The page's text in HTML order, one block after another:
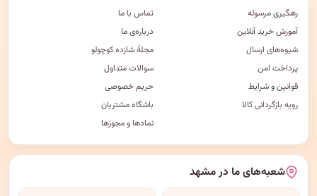
رهگیری مرسوله
آموزش خرید آنلاین
شیوه‌های ارسال
پرداخت امن
قوانین و شرایط
رویه بازگردانی کالا
تماس با ما
درباره‌ی ما
مجلهٔ شازده کوچولو
سوالات متداول
حریم خصوصی
باشگاه مشتریان
نمادها و مجوزها
شعبه‌های ما در مشهد